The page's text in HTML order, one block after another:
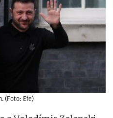
(Foto: Efe)